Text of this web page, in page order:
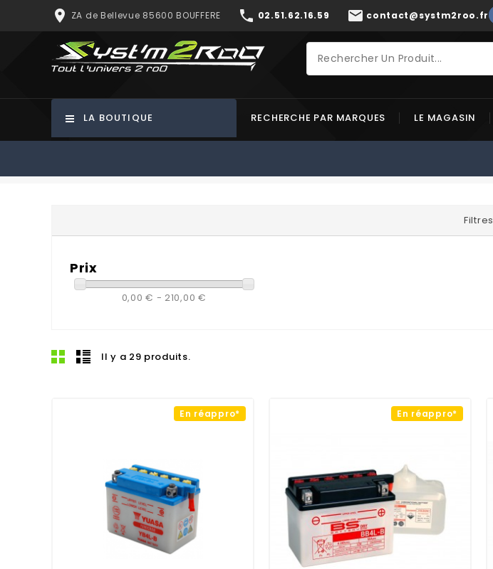
place ZA de Bellevue 85600 BOUFFERE phone 02.51.62.16.59 mail contact@systm2roo.fr
LA BOUTIQUE RECHERCHE PAR MARQUES LE MAGASIN
Filtres
Prix
0,00 € - 210,00 €
Il y a 29 produits.
En réappro* En réappro*